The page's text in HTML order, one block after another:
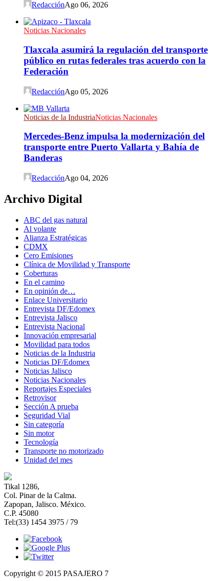
RedacciónAgo 06, 2026
Noticias Nacionales
Tlaxcala asumirá la regulación del transporte
público en rutas federales tras acuerdo con la
Federación
RedacciónAgo 05, 2026
Noticias de la IndustriaNoticias Nacionales
Mercedes-Benz impulsa la modernización del
transporte entre Puerto Vallarta y Bahía de
Banderas
RedacciónAgo 04, 2026
Archivo Digital
ABC del gas natural
Al volante
Alianza Estratégicas
CDMX
Cero Emisiones
Clínica de Movilidad y Transporte
Coberturas
En el camino
En opinión de…
Enlace Universitario
Entrevista DF/Edomex
Entrevista Jalisco
Entrevista Nacional
Innovación empresarial
Movilidad para todos
Noticias de la Industria
Noticias DF/Edomex
Noticias Jalisco
Noticias Nacionales
Reportajes Especiales
Retrovisor
Sección A prueba
Seguridad Vial
Sin categoría
Sin motor
Tecnología
Transporte no motorizado
Unidad del mes
Tikal 1286,
Col. Pinar de la Calma.​
Zapopan, Jalisco. México.
C.P. 45080​
Tel:(33) 1454 3975 / 79
Copyright © 2015 PASAJERO 7